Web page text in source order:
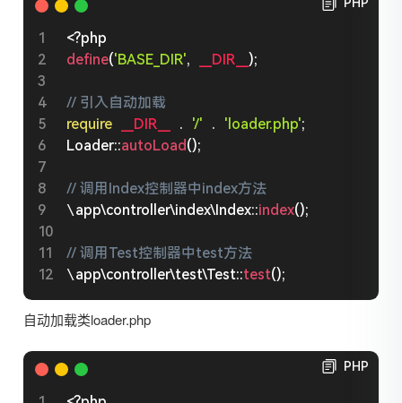
<?php
define('BASE_DIR', __DIR__ );
// 引入自动加载
require
__DIR__ . '/' . 'loader.php';
Loader::autoLoad();
// 调用Index控制器中index方法
\app\controller\index\Index::index();
// 调用Test控制器中test方法
\app\controller\test\Test::test();
自动加载类loader.php
PHP